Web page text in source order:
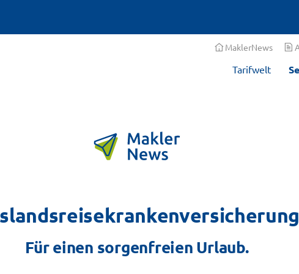
MaklerNews
Tarifwelt
Für einen sorgenfreien Urlaub.